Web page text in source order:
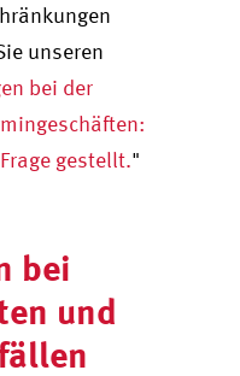
unseren
bei der
gestellt."
bei
und